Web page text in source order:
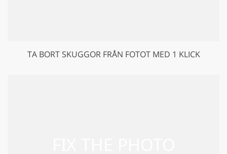
TA BORT SKUGGOR FRÅN FOTOT MED 1 KLICK